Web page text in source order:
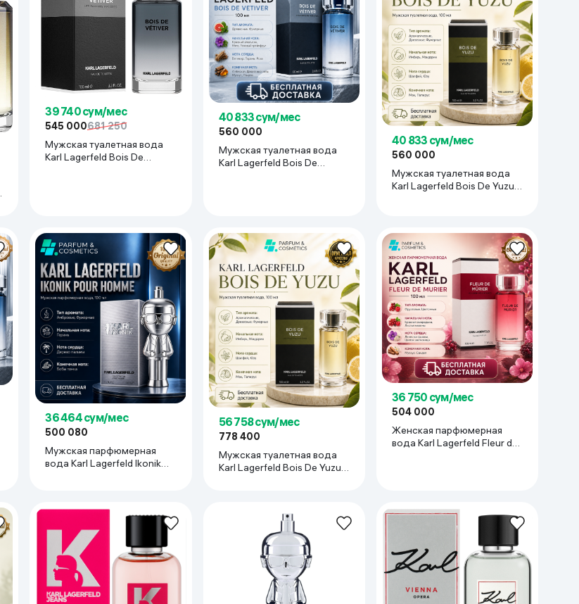
39 740 сум/мес
545 000681 250
Мужская туалетная вода
Karl Lagerfeld Bois De
40 833 сум/мес
560 000
Мужская туалетная вода
Karl Lagerfeld Bois De
40 833 сум/мес
560 000
Мужская туалетная вода
Karl Lagerfeld Bois De Yuzu,
36 464 сум/мес
500 080
Мужская парфюмерная
вода Karl Lagerfeld Ikonik
56 758 сум/мес
778 400
Мужская туалетная вода
Karl Lagerfeld Bois De Yuzu,
36 750 сум/мес
504 000
Женская парфюмерная
вода Karl Lagerfeld Fleur de